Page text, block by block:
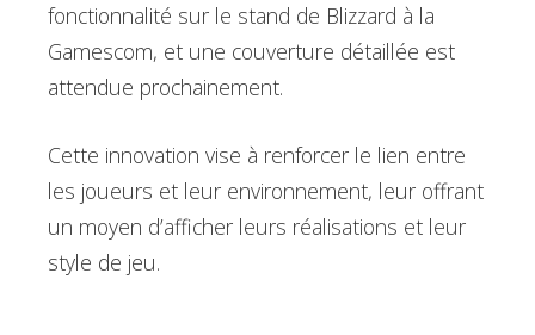
fonctionnalité sur le stand de Blizzard à la
Gamescom, et une couverture détaillée est
attendue prochainement.
Cette innovation vise à renforcer le lien entre
les joueurs et leur environnement, leur offrant
un moyen d’afficher leurs réalisations et leur
style de jeu.